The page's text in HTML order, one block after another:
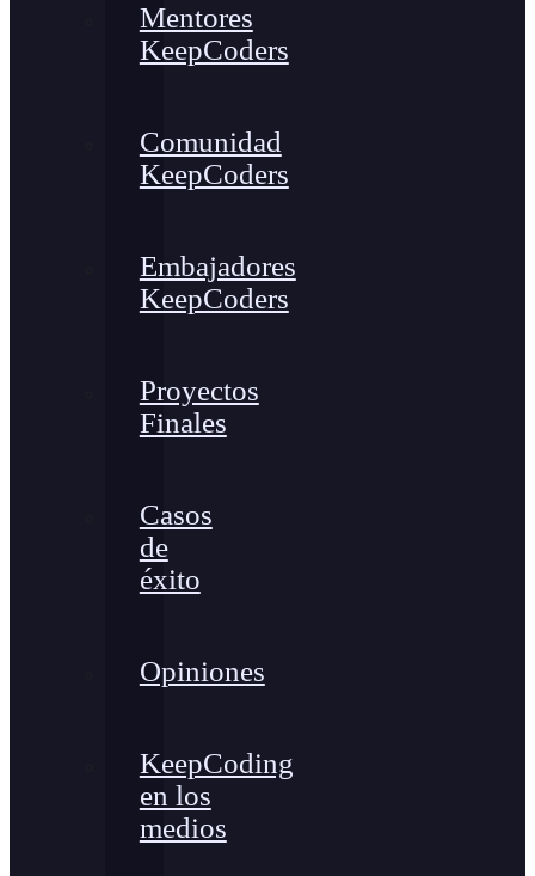
Mentores
KeepCoders
Comunidad
KeepCoders
Embajadores
KeepCoders
Proyectos
Finales
Casos
de
éxito
Opiniones
KeepCoding
en los
medios